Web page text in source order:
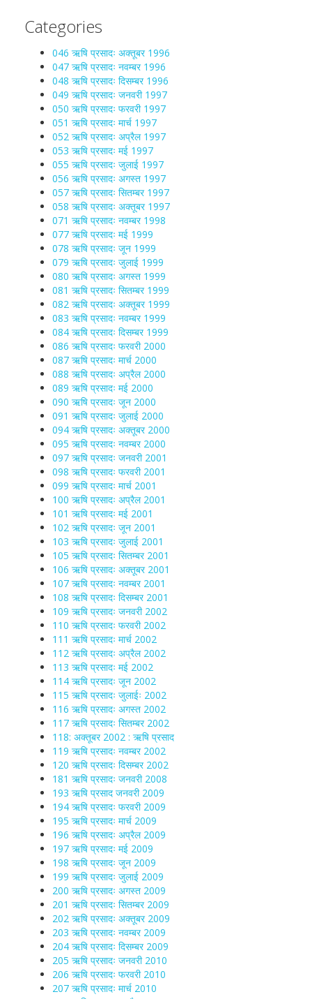
Categories
046 ऋषि प्रसादः अक्तूबर 1996
047 ऋषि प्रसादः नवम्बर 1996
048 ऋषि प्रसादः दिसम्बर 1996
049 ऋषि प्रसादः जनवरी 1997
050 ऋषि प्रसादः फरवरी 1997
051 ऋषि प्रसादः मार्च 1997
052 ऋषि प्रसादः अप्रैल 1997
053 ऋषि प्रसादः मई 1997
055 ऋषि प्रसादः जुलाई 1997
056 ऋषि प्रसादः अगस्त 1997
057 ऋषि प्रसादः सितम्बर 1997
058 ऋषि प्रसादः अक्तूबर 1997
071 ऋषि प्रसादः नवम्बर 1998
077 ऋषि प्रसादः मई 1999
078 ऋषि प्रसादः जून 1999
079 ऋषि प्रसादः जुलाई 1999
080 ऋषि प्रसादः अगस्त 1999
081 ऋषि प्रसादः सितम्बर 1999
082 ऋषि प्रसादः अक्तूबर 1999
083 ऋषि प्रसादः नवम्बर 1999
084 ऋषि प्रसादः दिसम्बर 1999
086 ऋषि प्रसादः फरवरी 2000
087 ऋषि प्रसादः मार्च 2000
088 ऋषि प्रसादः अप्रैल 2000
089 ऋषि प्रसादः मई 2000
090 ऋषि प्रसादः जून 2000
091 ऋषि प्रसादः जुलाई 2000
094 ऋषि प्रसादः अक्तूबर 2000
095 ऋषि प्रसादः नवम्बर 2000
097 ऋषि प्रसादः जनवरी 2001
098 ऋषि प्रसादः फरवरी 2001
099 ऋषि प्रसादः मार्च 2001
100 ऋषि प्रसादः अप्रैल 2001
101 ऋषि प्रसादः मई 2001
102 ऋषि प्रसादः जून 2001
103 ऋषि प्रसादः जुलाई 2001
105 ऋषि प्रसादः सितम्बर 2001
106 ऋषि प्रसादः अक्तूबर 2001
107 ऋषि प्रसादः नवम्बर 2001
108 ऋषि प्रसादः दिसम्बर 2001
109 ऋषि प्रसादः जनवरी 2002
110 ऋषि प्रसादः फरवरी 2002
111 ऋषि प्रसादः मार्च 2002
112 ऋषि प्रसादः अप्रैल 2002
113 ऋषि प्रसादः मई 2002
114 ऋषि प्रसादः जून 2002
115 ऋषि प्रसादः जुलाईः 2002
116 ऋषि प्रसादः अगस्त 2002
117 ऋषि प्रसादः सितम्बर 2002
118: अक्तूबर 2002 : ऋषि प्रसाद
119 ऋषि प्रसादः नवम्बर 2002
120 ऋषि प्रसादः दिसम्बर 2002
181 ऋषि प्रसादः जनवरी 2008
193 ऋषि प्रसाद जनवरी 2009
194 ऋषि प्रसादः फरवरी 2009
195 ऋषि प्रसादः मार्च 2009
196 ऋषि प्रसादः अप्रैल 2009
197 ऋषि प्रसादः मई 2009
198 ऋषि प्रसादः जून 2009
199 ऋषि प्रसादः जुलाई 2009
200 ऋषि प्रसादः अगस्त 2009
201 ऋषि प्रसादः सितम्बर 2009
202 ऋषि प्रसादः अक्तूबर 2009
203 ऋषि प्रसादः नवम्बर 2009
204 ऋषि प्रसादः दिसम्बर 2009
205 ऋषि प्रसादः जनवरी 2010
206 ऋषि प्रसादः फरवरी 2010
207 ऋषि प्रसादः मार्च 2010